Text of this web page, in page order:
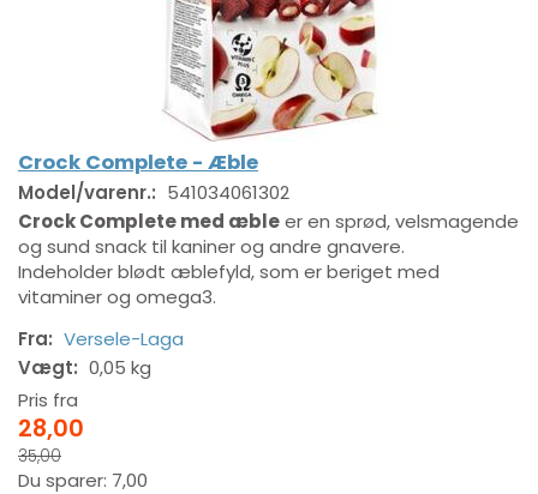
Crock Complete - Æble
Model/varenr.: 541034061302
Crock Complete med æbleer en sprød, velsmagende
og sund snack til kaniner og andre gnavere.
Indeholder blødt æblefyld, som er beriget med
vitaminer og omega3.
Fra: Versele-Laga
Vægt: 0,05 kg
Pris fra
28,00
35,00
Du sparer: 7,00